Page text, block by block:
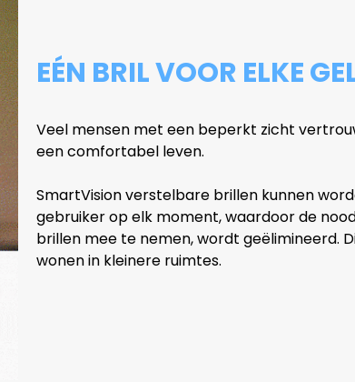
EÉN BRIL VOOR ELKE
Veel mensen met een beperkt zicht
een comfortabel leven.
SmartVision verstelbare brillen kunnen
gebruiker op elk moment, waardoor de
brillen mee te nemen, wordt geëlimineerd.
wonen in kleinere ruimtes.